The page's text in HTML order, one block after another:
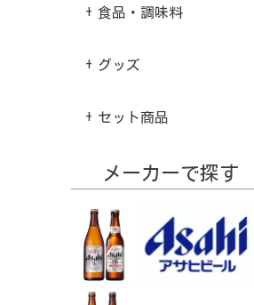
食品・調味料
グッズ
セット商品
メーカーで探す